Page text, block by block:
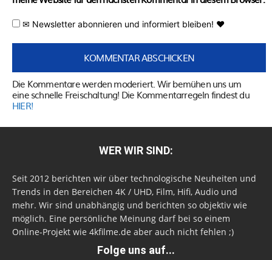
✉ Newsletter abonnieren und informiert bleiben! ♥
Die Kommentare werden moderiert. Wir bemühen uns um
eine schnelle Freischaltung! Die Kommentarregeln findest du
HIER!
WER WIR SIND:
Seit 2012 berichten wir über technologische Neuheiten und
Trends in den Bereichen 4K / UHD, Film, Hifi, Audio und
mehr. Wir sind unabhängig und berichten so objektiv wie
möglich. Eine persönliche Meinung darf bei so einem
Online-Projekt wie 4kfilme.de aber auch nicht fehlen ;)
Folge uns auf...